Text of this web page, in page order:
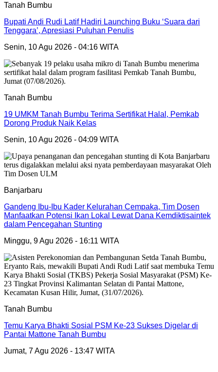
Tanah Bumbu
Bupati Andi Rudi Latif Hadiri Launching Buku ‘Suara dari
Tenggara’, Apresiasi Puluhan Penulis
Senin, 10 Agu 2026 - 04:16 WITA
Tanah Bumbu
19 UMKM Tanah Bumbu Terima Sertifikat Halal, Pemkab
Dorong Produk Naik Kelas
Senin, 10 Agu 2026 - 04:09 WITA
Banjarbaru
Gandeng Ibu-Ibu Kader Kelurahan Cempaka, Tim Dosen
Manfaatkan Potensi Ikan Lokal Lewat Dana Kemdiktisaintek
dalam Pencegahan Stunting
Minggu, 9 Agu 2026 - 16:11 WITA
Tanah Bumbu
Temu Karya Bhakti Sosial PSM Ke-23 Sukses Digelar di
Pantai Mattone Tanah Bumbu
Jumat, 7 Agu 2026 - 13:47 WITA